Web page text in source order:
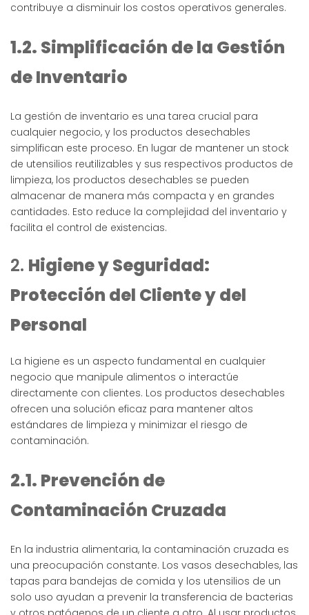
contribuye a disminuir los costos operativos generales.
1.2. Simplificación de la Gestión
de Inventario
La gestión de inventario es una tarea crucial para
cualquier negocio, y los productos desechables
simplifican este proceso. En lugar de mantener un stock
de utensilios reutilizables y sus respectivos productos de
limpieza, los productos desechables se pueden
almacenar de manera más compacta y en grandes
cantidades. Esto reduce la complejidad del inventario y
facilita el control de existencias.
2. Higiene y Seguridad:
Protección del Cliente y del
Personal
La higiene es un aspecto fundamental en cualquier
negocio que manipule alimentos o interactúe
directamente con clientes. Los productos desechables
ofrecen una solución eficaz para mantener altos
estándares de limpieza y minimizar el riesgo de
contaminación.
2.1. Prevención de
Contaminación Cruzada
En la industria alimentaria, la contaminación cruzada es
una preocupación constante. Los vasos desechables, las
tapas para bandejas de comida y los utensilios de un
solo uso ayudan a prevenir la transferencia de bacterias